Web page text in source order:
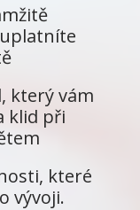
který vám
klid při
které
vývoji.